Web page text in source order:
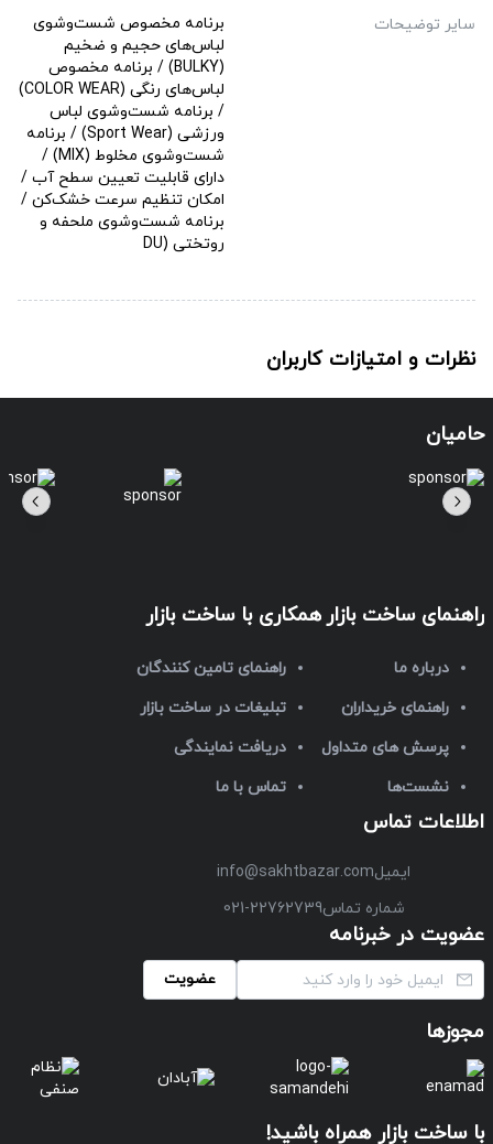
سایر توضیحات
برنامه مخصوص شست‌وشوی
لباس‌های حجیم و ضخیم
(BULKY) / برنامه مخصوص
لباس‌های رنگی (COLOR WEAR)
/ برنامه شست‌وشوی لباس
ورزشی (Sport Wear) / برنامه
شست‌وشوی مخلوط (MIX) /
دارای قابلیت تعیین سطح آب /
امکان تنظیم سرعت خشک‌کن /
برنامه شست‌وشوی ملحفه و
روتختی (DU
نظرات و امتیازات کاربران
حامیان
راهنمای ساخت بازار
درباره ما
راهنمای خریداران
پرسش های متداول
نشست‌ها
همکاری با ساخت بازار
راهنمای تامین کنندگان
تبلیغات در ساخت بازار
دریافت نمایندگی
تماس با ما
اطلاعات تماس
ایمیلinfo@sakhtbazar.com
شماره تماس021-22762739
عضویت در خبرنامه
عضویت
مجوزها
با ساخت بازار همراه باشید!